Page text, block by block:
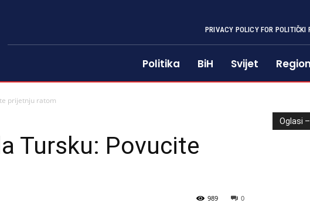
PRIVACY POLICY FOR POLITIČKI
Politika BiH Svijet Region
prijetnju ratom
Tursku: Povucite
0
989
Oglasi